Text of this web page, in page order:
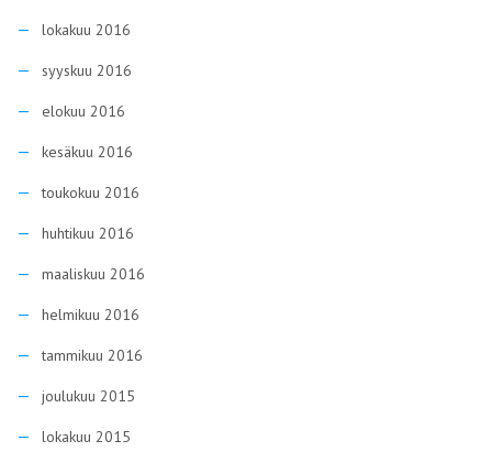
lokakuu 2016
syyskuu 2016
elokuu 2016
kesäkuu 2016
toukokuu 2016
huhtikuu 2016
maaliskuu 2016
helmikuu 2016
tammikuu 2016
joulukuu 2015
lokakuu 2015